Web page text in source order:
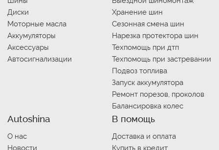
Диски
Моторные масла
Аккумуляторы
Аксессуары
Автосигнализации
Хранение шин
Сезонная смена шин
Нарезка протектора шин
Техпомощь при дтп
Техпомощь при застревании
Подвоз топлива
Запуск аккумулятора
Ремонт порезов, проколов
Балансировка колес
Autoshina
О нас
Новости
В помощь
Доставка и оплата
Купить в кредит